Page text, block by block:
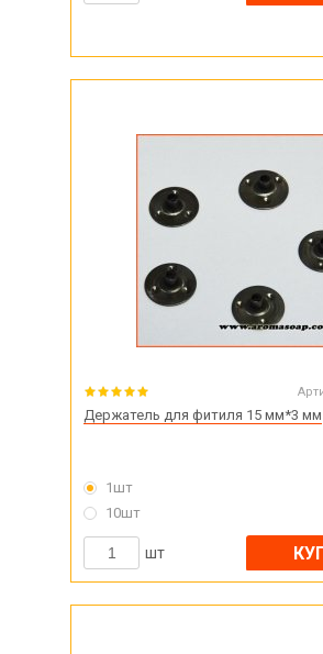
Держатель для фитиля 15 мм*3 мм
1шт
10шт
шт